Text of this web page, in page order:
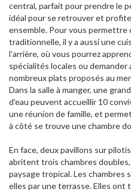
central, parfait pour prendre le
idéal pour se retrouver et
ensemble. Pour vous permettre
traditionnelle, il y a aussi une
l'arrière, où vous pourrez
spécialités locales ou
nombreux plats proposés au
Dans la salle à manger, une
d'eau peuvent accueillir 10
une réunion de famille, et
à côté se trouve une chambre
En face, deux pavillons sur
abritent trois chambres
paysage tropical. Les
elles par une terrasse. Elles